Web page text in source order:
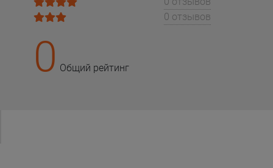
0 отзывов
0 Общий рейтинг